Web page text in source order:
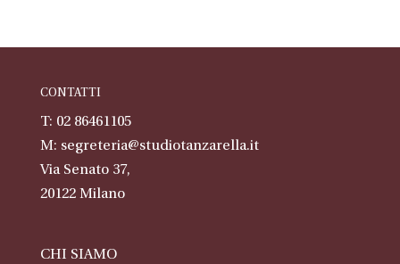
CONTATTI
T: 02 86461105
M: segreteria@studiotanzarella.it
Via Senato 37,
20122 Milano
CHI SIAMO